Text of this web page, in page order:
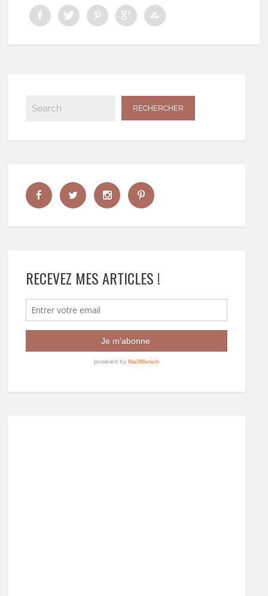
RECEVEZ MES ARTICLES !